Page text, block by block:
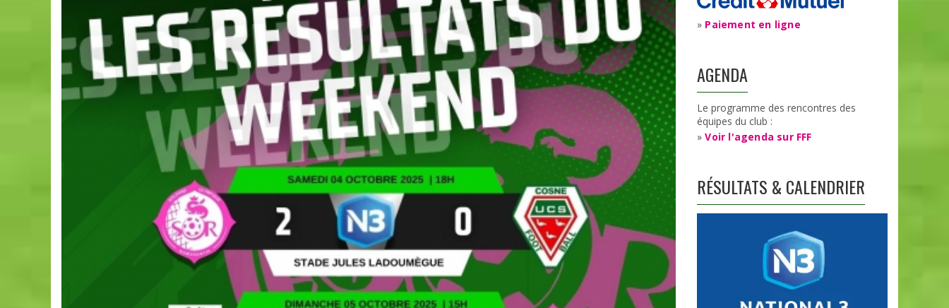
» Paiement en ligne
AGENDA
Le programme des rencontres des
équipes du club :
»Voir l'agenda sur FFF
RÉSULTATS & CALENDRIER